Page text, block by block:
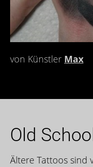
von Künstler Max
Old School
Ältere Tattoos sind